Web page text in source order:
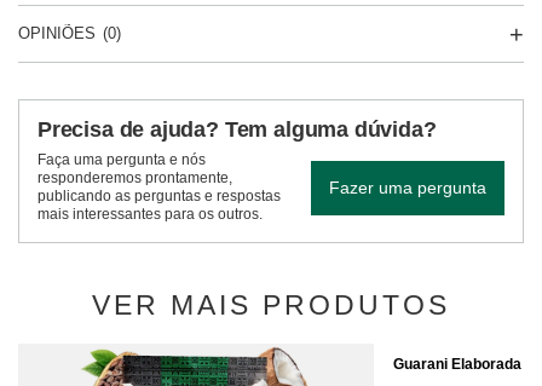
OPINIÕES (0)
Precisa de ajuda? Tem alguma dúvida?
Faça uma pergunta e nós
responderemos prontamente,
publicando as perguntas e respostas
mais interessantes para os outros.
Fazer uma pergunta
VER MAIS PRODUTOS
Guarani Elaborada